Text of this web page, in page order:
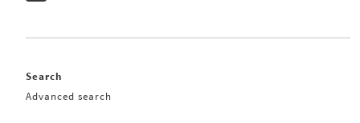
Search
Advanced search